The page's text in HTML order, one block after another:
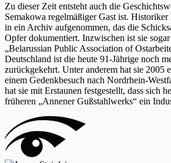
Zu dieser Zeit entsteht auch die
Semakowa regelmäßiger Gast ist. Historiker
in ein Archiv aufgenommen, das die
Opfer dokumentiert. Inzwischen ist sie
„Belarussian Public Association of
Deutschland ist die heute 91-Jährige noch
zurückgekehrt. Unter anderem hat sie 2005
einem Gedenkbesuch nach Nordrhein-
hat sie mit Erstaunen festgestellt, dass sich
früheren „Annener Gußstahlwerks“ ein